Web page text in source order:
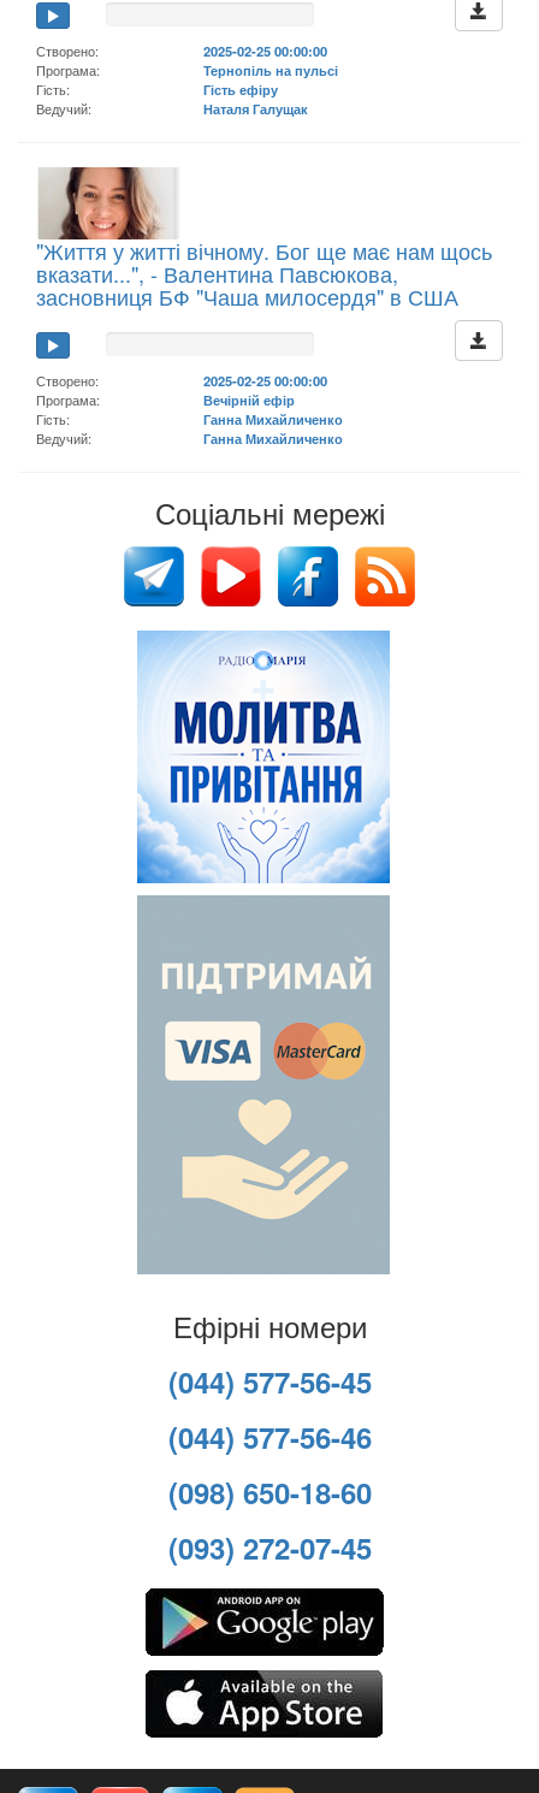
Створено:
2025-02-25 00:00:00
Програма:
Тернопіль на пульсі
Гість:
Гість ефіру
Ведучий:
Наталя Галущак
"Життя у житті вічному. Бог ще має нам щось
вказати...", - Валентина Павсюкова,
засновниця БФ "Чаша милосердя" в США
Створено:
2025-02-25 00:00:00
Програма:
Вечірній ефір
Гість:
Ганна Михайличенко
Ведучий:
Ганна Михайличенко
Соціальні мережі
Ефірні номери
(044) 577-56-45
(044) 577-56-46
(098) 650-18-60
(093) 272-07-45